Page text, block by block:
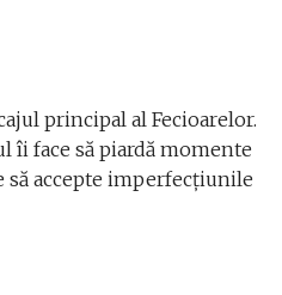
principal al Fecioarelor.
îi face să piardă momente
să accepte imperfecțiunile